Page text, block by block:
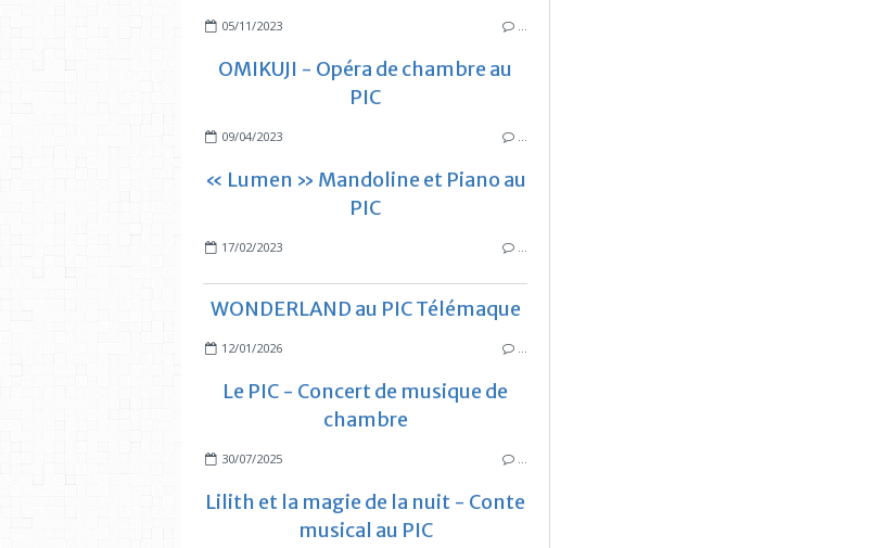
05/11/2023
OMIKUJI - Opéra de chambre au
PIC
09/04/2023
« Lumen » Mandoline et Piano au
PIC
17/02/2023
WONDERLAND au PIC Télémaque
12/01/2026
Le PIC - Concert de musique de
chambre
30/07/2025
Lilith et la magie de la nuit - Conte
musical au PIC